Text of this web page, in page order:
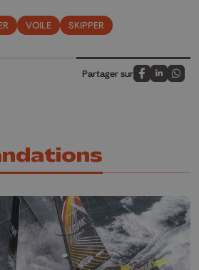
VOILE SKIPPER
Partager sur
Partagez sur
Partagez